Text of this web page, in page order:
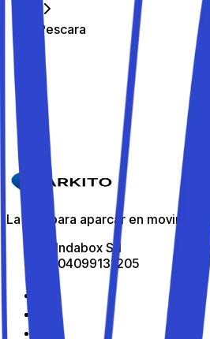
Pescara
Los mejores
Pescara
Parkito in Via Falcone e
Detalles
La app para aparcar en
All Indabox Srl
P.I: 04099131205